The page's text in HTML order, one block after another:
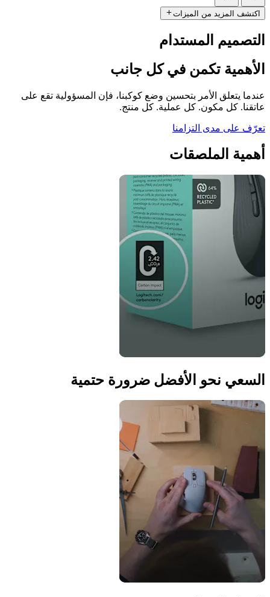
اكتشف المزيد من الميزات
التصميم المستدام
الأهمية تكمن في كل جانب
عندما يتعلق الأمر بتحسين وضع كوكبنا، فإن المسؤولية تقع على
عاتقنا. كل مكون. كل عملية. كل منتج.
تعرّف على مدى التزامنا
أهمية الملصقات
السعي نحو الأفضل ضرورة حتمية